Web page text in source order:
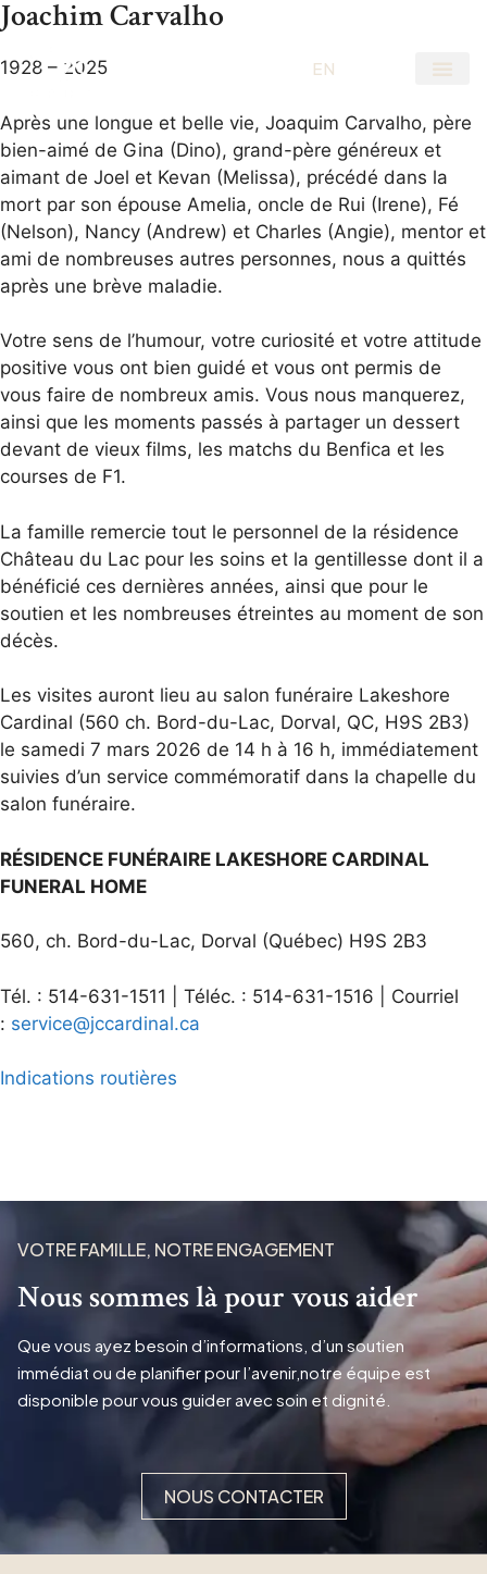
EN
Joachim Carvalho
1928 – 2025
Après une longue et belle vie, Joaquim Carvalho, père
bien-aimé de Gina (Dino), grand-père généreux et
aimant de Joel et Kevan (Melissa), précédé dans la
mort par son épouse Amelia, oncle de Rui (Irene), Fé
(Nelson), Nancy (Andrew) et Charles (Angie), mentor et
ami de nombreuses autres personnes, nous a quittés
après une brève maladie.
Votre sens de l’humour, votre curiosité et votre attitude
positive vous ont bien guidé et vous ont permis de
vous faire de nombreux amis. Vous nous manquerez,
ainsi que les moments passés à partager un dessert
devant de vieux films, les matchs du Benfica et les
courses de F1.
La famille remercie tout le personnel de la résidence
Château du Lac pour les soins et la gentillesse dont il a
bénéficié ces dernières années, ainsi que pour le
soutien et les nombreuses étreintes au moment de son
décès.
Les visites auront lieu au salon funéraire Lakeshore
Cardinal (560 ch. Bord-du-Lac, Dorval, QC, H9S 2B3)
le samedi 7 mars 2026 de 14 h à 16 h, immédiatement
suivies d’un service commémoratif dans la chapelle du
salon funéraire.
RÉSIDENCE FUNÉRAIRE LAKESHORE CARDINAL
FUNERAL HOME
560, ch. Bord-du-Lac, Dorval (Québec) H9S 2B3
Tél. : 514-631-1511 | Téléc. : 514-631-1516 | Courriel
: service@jccardinal.ca
Indications routières
VOTRE FAMILLE, NOTRE ENGAGEMENT
Nous sommes là pour vous aider
Que vous ayez besoin d’informations, d’un soutien
immédiat ou de planifier pour l’avenir,notre équipe est
disponible pour vous guider avec soin et dignité.
NOUS CONTACTER